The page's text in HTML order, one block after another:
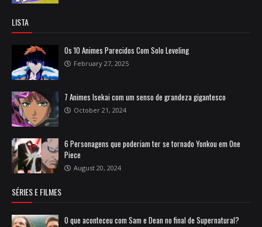
LISTA
Os 10 Animes Parecidos Com Solo Leveling
February 27, 2025
7 Animes Isekai com um senso de grandeza gigantesco
October 21, 2024
6 Personagens que poderiam ter se tornado Yonkou em One
Piece
August 20, 2024
SÉRIES E FILMES
O que aconteceu com Sam e Dean no final de Supernatural?